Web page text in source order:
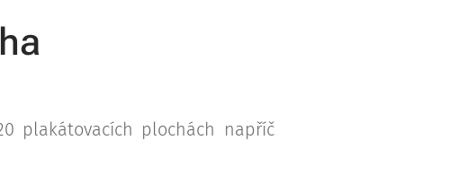
plakátovacích plochách napříč